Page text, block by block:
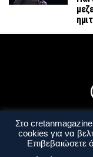
Ταυτότητα
Copyright © 2014 -
Στο
cookies για να
Επιβεβαιώσετε